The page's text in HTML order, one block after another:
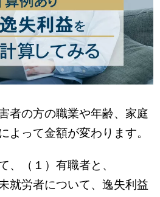
者の方の職業や年齢、家庭
よって金額が変わります。
、（１）有職者と、
就労者について、逸失利益